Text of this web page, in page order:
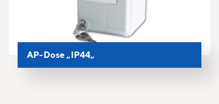
AP-Dose „IP44„